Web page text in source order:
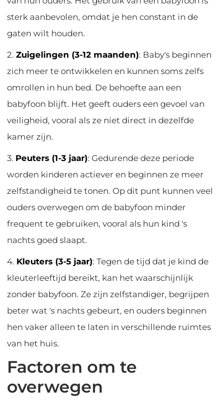
sterk aanbevolen, omdat je hen constant in de
gaten wilt houden.
2.Zuigelingen (3-12 maanden): Baby's beginnen
zich meer te ontwikkelen en kunnen soms zelfs
omrollen in hun bed. De behoefte aan een
babyfoon blijft. Het geeft ouders een gevoel van
veiligheid, vooral als ze niet direct in dezelfde
kamer zijn.
3. Peuters (1-3 jaar): Gedurende deze periode
worden kinderen actiever en beginnen ze meer
zelfstandigheid te tonen. Op dit punt kunnen veel
ouders overwegen om de babyfoon minder
frequent te gebruiken, vooral als hun kind 's
nachts goed slaapt.
4. Kleuters (3-5 jaar): Tegen de tijd dat je kind de
kleuterleeftijd bereikt, kan het waarschijnlijk
zonder babyfoon. Ze zijn zelfstandiger, begrijpen
beter wat 's nachts gebeurt, en ouders beginnen
hen vaker alleen te laten in verschillende ruimtes
van het huis.
Factoren om te
overwegen